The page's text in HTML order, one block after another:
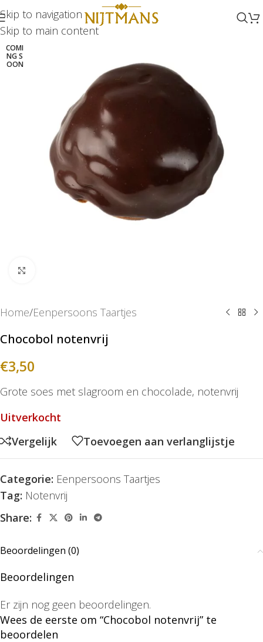
Skip to navigation
Skip to main content
COMI
NG S
OON
Home/Eenpersoons Taartjes
Chocobol notenvrij
€3,50
Grote soes met slagroom en chocolade, notenvrij
Uitverkocht
Vergelijk
Toevoegen aan verlanglijstje
Categorie: Eenpersoons Taartjes
Tag: Notenvrij
Share:
Beoordelingen (0)
Beoordelingen
Er zijn nog geen beoordelingen.
Wees de eerste om “Chocobol notenvrij” te
beoordelen